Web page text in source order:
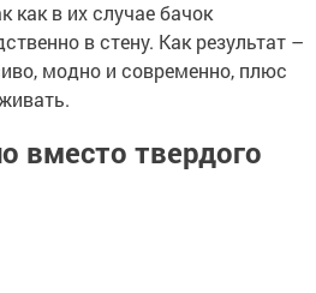
как в их случае бачок
в стену. Как результат –
модно и современно, плюс
вместо твердого